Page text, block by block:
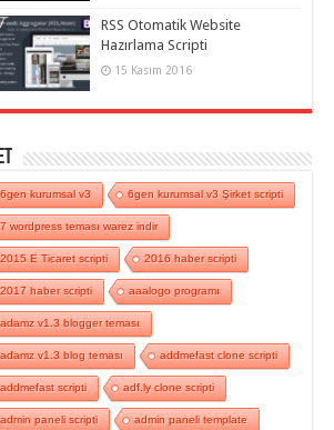
RSS Otomatik Website
Hazırlama Scripti
15 Kasım 2016
6gen kurumsal v3 6gen kurumsal v3 Şirket scripti
7 wordpress teması warez indir
2015 E Ticaret scripti 2016 haber scripti
2017 haber scripti aaalogo programı
adamz v1.3 blogger teması
adamz v1.3 blog teması addmefast clone scripti
addmefast scripti adf.ly clone scripti
admin paneli scripti admin paneli template